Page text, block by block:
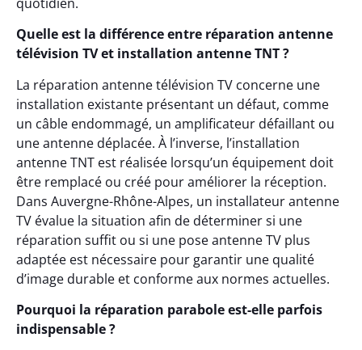
Quelle est la différence entre réparation antenne
télévision TV et installation antenne TNT ?
La réparation antenne télévision TV concerne une
installation existante présentant un défaut, comme
un câble endommagé, un amplificateur défaillant ou
une antenne déplacée. À l’inverse, l’installation
antenne TNT est réalisée lorsqu’un équipement doit
être remplacé ou créé pour améliorer la réception.
Dans Auvergne-Rhône-Alpes, un installateur antenne
TV évalue la situation afin de déterminer si une
réparation suffit ou si une pose antenne TV plus
adaptée est nécessaire pour garantir une qualité
d’image durable et conforme aux normes actuelles.
Pourquoi la réparation parabole est-elle parfois
indispensable ?